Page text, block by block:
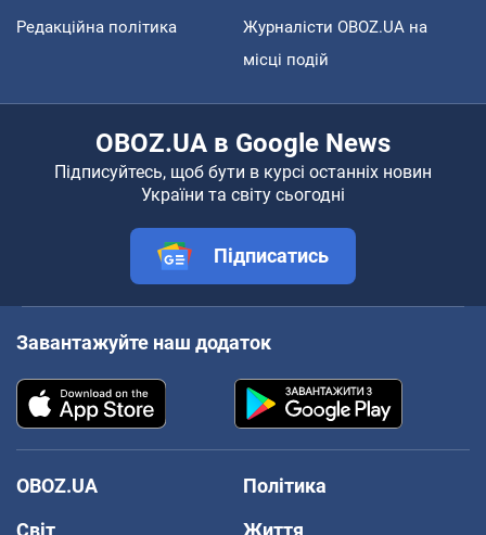
Редакційна політика
Журналісти OBOZ.UA на
місці подій
OBOZ.UA в Google News
Підписуйтесь, щоб бути в курсі останніх новин
України та світу сьогодні
Підписатись
Завантажуйте наш додаток
OBOZ.UA
Політика
Світ
Життя